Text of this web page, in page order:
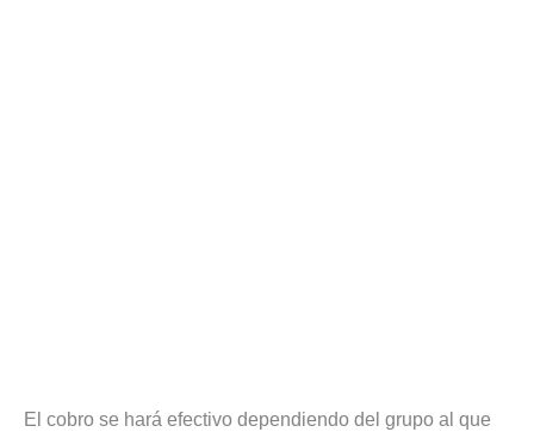
El cobro se hará efectivo dependiendo del grupo al que